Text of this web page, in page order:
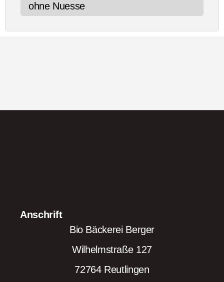
ohne Nuesse
Anschrift
Bio Bäckerei Berger
Wilhelmstraße 127
72764 Reutlingen